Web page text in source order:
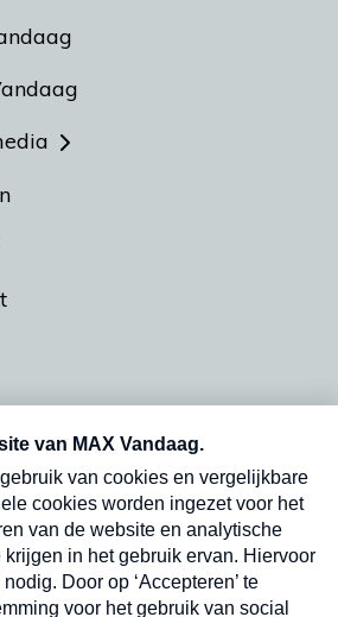
en dinsdagochtend in
Verzend